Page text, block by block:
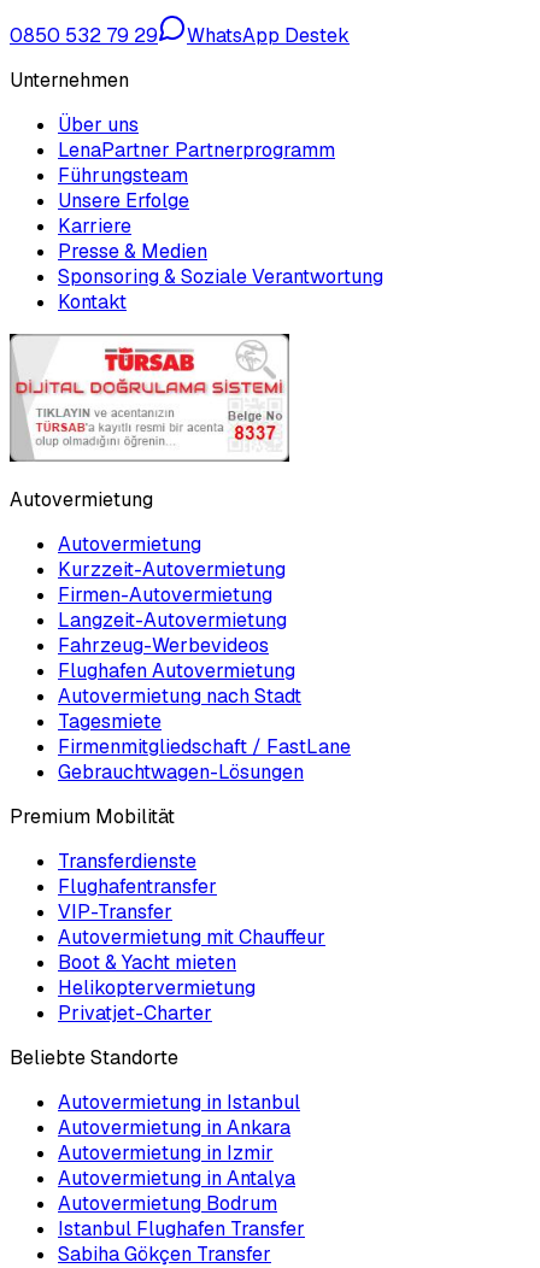
0850 532 79 29
WhatsApp Destek
Unternehmen
Über uns
LenaPartner Partnerprogramm
Führungsteam
Unsere Erfolge
Karriere
Presse & Medien
Sponsoring & Soziale Verantwortung
Kontakt
Autovermietung
Autovermietung
Kurzzeit-Autovermietung
Firmen-Autovermietung
Langzeit-Autovermietung
Fahrzeug-Werbevideos
Flughafen Autovermietung
Autovermietung nach Stadt
Tagesmiete
Firmenmitgliedschaft / FastLane
Gebrauchtwagen-Lösungen
Premium Mobilität
Transferdienste
Flughafentransfer
VIP-Transfer
Autovermietung mit Chauffeur
Boot & Yacht mieten
Helikoptervermietung
Privatjet-Charter
Beliebte Standorte
Autovermietung in Istanbul
Autovermietung in Ankara
Autovermietung in Izmir
Autovermietung in Antalya
Autovermietung Bodrum
Istanbul Flughafen Transfer
Sabiha Gökçen Transfer